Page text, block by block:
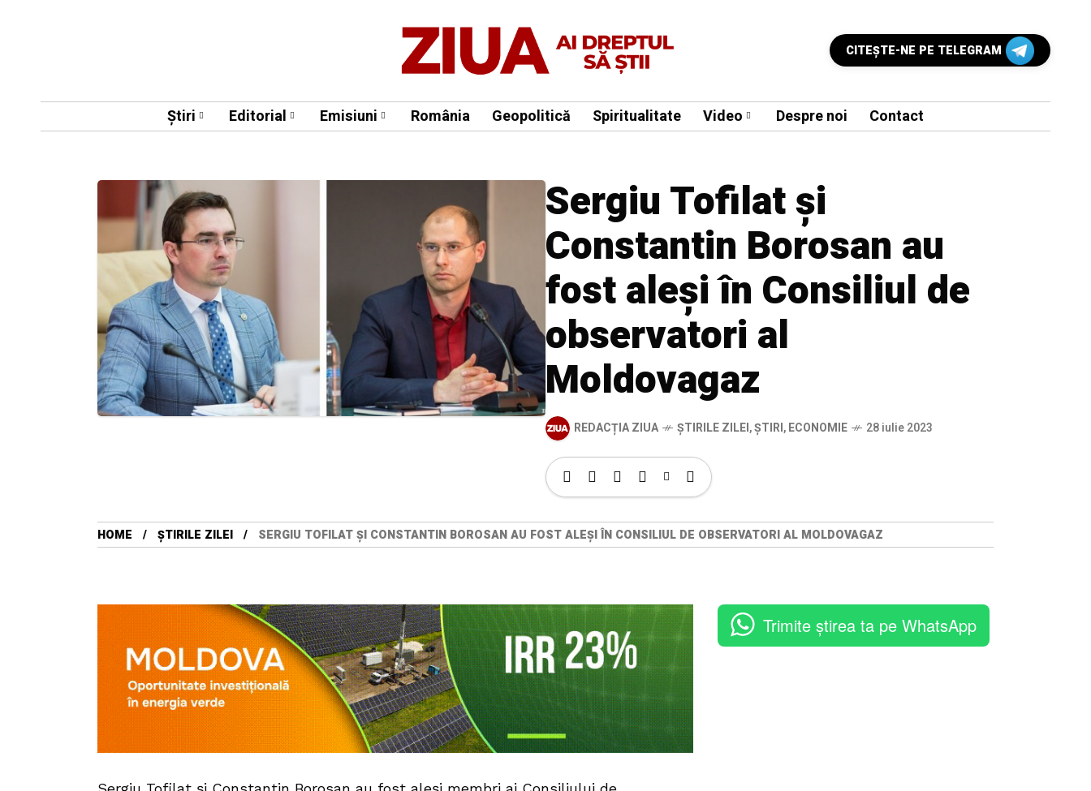
CITEŞTE-NE PE TELEGRAM
Știri Editorial Emisiuni România Geopolitică Spiritualitate Video Despre noi Contact
Sergiu Tofilat și
Constantin Borosan au
fost aleși în Consiliul de
observatori al
Moldovagaz
REDACȚIA ZIUA ȘTIRILE ZILEI,ȘTIRI,ECONOMIE 28 iulie 2023
HOME ȘTIRILE ZILEI SERGIU TOFILAT ȘI CONSTANTIN BOROSAN AU FOST ALEȘI ÎN CONSILIUL DE OBSERVATORI AL MOLDOVAGAZ
Trimite știrea ta pe WhatsApp